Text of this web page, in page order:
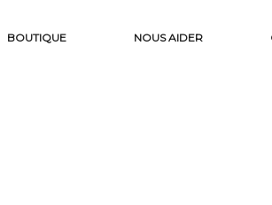
BOUTIQUE NOUS AIDER